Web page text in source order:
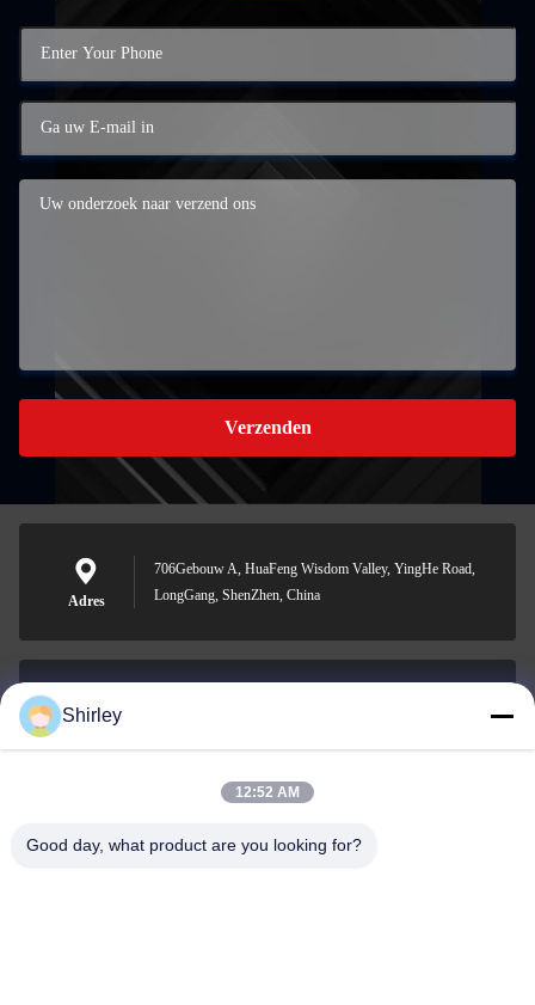
Verzenden
Adres
706Gebouw A, HuaFeng Wisdom Valley, YingHe Road,
LongGang, ShenZhen, China
0086-18148506772
Shirley
12:52 AM
Good day, what product are you looking for?